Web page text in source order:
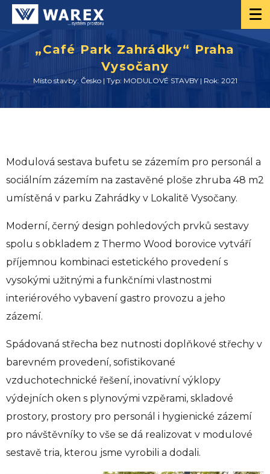
„Café Park Zahrádky“ Praha
Vysočany
Místo stavby: Česko | Typ: MODULOVÉ STAVBY | Rok: 2021
Modulová sestava bufetu se zázemím pro personál a
sociálním zázemím na zastavěné ploše zhruba 48 m2
umístěná v parku Zahrádky v Lokalitě Vysočany.
Moderní, černý design pohledových prvků sestavy
spolu s obkladem z Thermo Wood borovice vytváří
příjemnou kombinaci estetického provedení s
vysokými užitnými a funkčními vlastnostmi
interiérového vybavení gastro provozu a jeho
zázemí.
Spádovaná střecha bez nutnosti doplňkové střechy v
barevném provedení, sofistikované
vzduchotechnické řešení, inovativní výklopy
výdejních oken s plynovými vzpěrami, skladové
prostory, prostory pro personál i hygienické zázemí
pro návštěvníky to vše se dá realizovat v modulové
sestavě tria, kterou jsme vyrobili a dodali.